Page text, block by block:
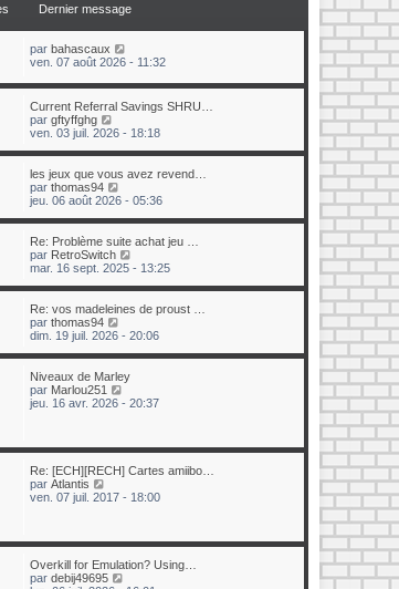
t
e
r
l
e
d
r
e
m
s
a
g
e
Dernier message
par bahascaux
o
s
u
l
e
r
e
e
r
i
e
r
m
s
a
g
ven. 07 août 2026 - 11:32
Current Referral Savings SHRU…
par gftyffghg
o
s
u
l
t
r
l
e
d
r
n
i
e
r
m
e
s
s
a
ven. 03 juil. 2026 - 18:18
les jeux que vous avez revend…
par thomas94
o
s
u
l
t
r
l
r
n
i
e
s
s
a
jeu. 06 août 2026 - 05:36
Re: Problème suite achat jeu …
par RetroSwitch
o
s
u
t
r
d
i
e
r
m
e
a
e
mar. 16 sept. 2025 - 13:25
Re: vos madeleines de proust …
par thomas94
o
s
u
l
t
e
d
e
r
m
e
s
dim. 19 juil. 2026 - 20:06
Niveaux de Marley
par Marlou251
o
l
t
e
r
e
r
jeu. 16 avr. 2026 - 20:37
Re: [ECH][RECH] Cartes amiibo…
par Atlantis
o
l
t
e
ven. 07 juil. 2017 - 18:00
Overkill for Emulation? Using…
par debij49695